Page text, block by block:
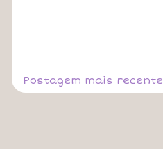
Postagem mais recente